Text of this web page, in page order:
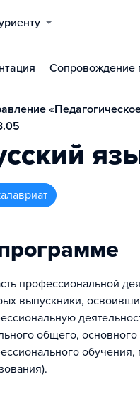
Сопровождение
профессиональной
выпускники,
общего,